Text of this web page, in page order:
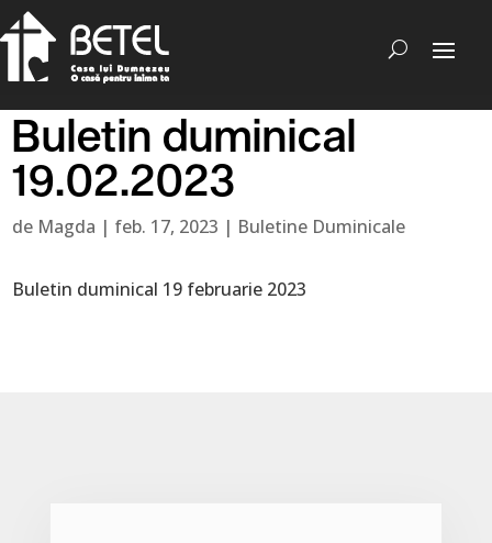
Buletin duminical
19.02.2023
de Magda | feb. 17, 2023 | Buletine Duminicale
Buletin duminical 19 februarie 2023